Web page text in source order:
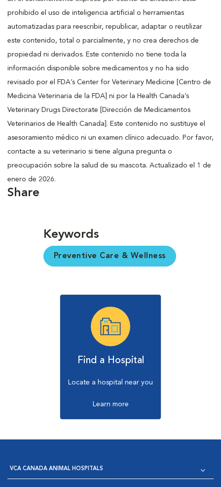
prohibido el uso de inteligencia artificial o herramientas
automatizadas para reescribir, republicar, adaptar o reutilizar
este contenido, total o parcialmente, y no crea derechos de
propiedad ni derivados. Este contenido no tiene toda la
información disponible sobre medicamentos y no ha sido
revisado por el FDA’s Center for Veterinary Medicine [Centro de
Medicina Veterinaria de la FDA] ni por la Health Canada’s
Veterinary Drugs Directorate [Dirección de Medicamentos
Veterinarios de Health Canada]. Este contenido no sustituye el
asesoramiento médico ni un examen clínico adecuado. Por favor,
contacte a su veterinario si tiene alguna pregunta o
preocupación sobre la salud de su mascota. Actualizado el 1 de
enero de 2026.
Share
Keywords
Preventive Care & Wellness
Find a Hospital
Locate a hospital near you
Learn more
VCA CANADA ANIMAL HOSPITALS